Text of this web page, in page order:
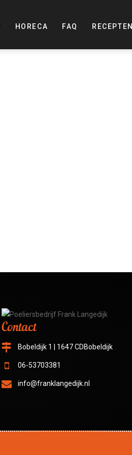
HORECA FAQ RECEPTEN
Contact
Bobeldijk 1 | 1647 CDBobeldijk
06-53703381
info@franklangedijk.nl